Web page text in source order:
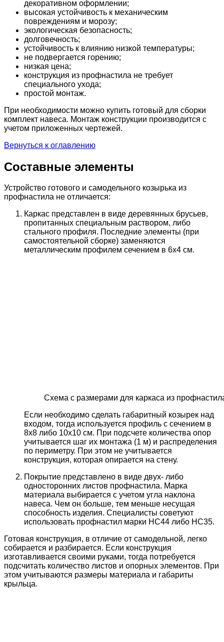
декоративном оформлении;
высокая устойчивость к механическим
повреждениям и морозу;
экологическая безопасность;
долговечность;
устойчивость к влиянию низкой температуры;
не подвергается горению;
низкая цена;
конструкция из профнастила не требует
специального ухода;
простой монтаж.
При необходимости можно купить готовый для сборки
комплект навеса. Монтаж конструкции производится с
учетом приложенных чертежей.
Вернуться к оглавлению
Составные элементы
Устройство готового и самодельного козырька из
профнастила не отличается:
Каркас представлен в виде деревянных брусьев,
пропитанных специальным раствором, либо
стального профиля. Последние элементы (при
самостоятельной сборке) заменяются
металлическим профилем сечением в 6х4 см.
Схема с размерами для каркаса из
Если необходимо сделать габаритный козырек над
входом, тогда используется профиль с сечением в
8х8 либо 10х10 см. При подсчете количества опор
учитывается шаг их монтажа (1 м) и распределения
по периметру. При этом не учитывается
конструкция, которая опирается на стену.
Покрытие представлено в виде двух- либо
односторонних листов профнастила. Марка
материала выбирается с учетом угла наклона
навеса. Чем он больше, тем меньше несущая
способность изделия. Специалисты советуют
использовать профнастил марки HC44 либо HC35.
Готовая конструкция, в отличие от самодельной, легко
собирается и разбирается. Если конструкция
изготавливается своими руками, тогда потребуется
подсчитать количество листов и опорных элементов. При
этом учитываются размеры материала и габариты
крыльца.